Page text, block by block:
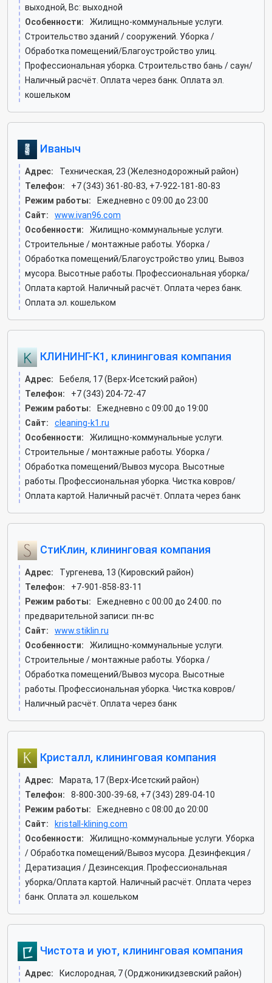
выходной, Вс: выходной
Особенности:
Жилищно-коммунальные услуги.
Строительство зданий / сооружений. Уборка /
Обработка помещений/Благоустройство улиц.
Профессиональная уборка. Строительство бань / саун/
Наличный расчёт. Оплата через банк. Оплата эл.
кошельком
Иваныч
Адрес:
Техническая, 23 (Железнодорожный район)
Телефон:
+7 (343) 361-80-83, +7-922-181-80-83
Режим работы:
Ежедневно с 09:00 до 23:00
Сайт:
www.ivan96.com
Особенности:
Жилищно-коммунальные услуги.
Строительные / монтажные работы. Уборка /
Обработка помещений/Благоустройство улиц. Вывоз
мусора. Высотные работы. Профессиональная уборка/
Оплата картой. Наличный расчёт. Оплата через банк.
Оплата эл. кошельком
КЛИНИНГ-К1, клининговая компания
Адрес:
Бебеля, 17 (Верх-Исетский район)
Телефон:
+7 (343) 204-72-47
Режим работы:
Ежедневно с 09:00 до 19:00
Сайт:
cleaning-k1.ru
Особенности:
Жилищно-коммунальные услуги.
Строительные / монтажные работы. Уборка /
Обработка помещений/Вывоз мусора. Высотные
работы. Профессиональная уборка. Чистка ковров/
Оплата картой. Наличный расчёт. Оплата через банк
СтиКлин, клининговая компания
Адрес:
Тургенева, 13 (Кировский район)
Телефон:
+7-901-858-83-11
Режим работы:
Ежедневно с 00:00 до 24:00. по
предварительной записи: пн-вс
Сайт:
www.stiklin.ru
Особенности:
Жилищно-коммунальные услуги.
Строительные / монтажные работы. Уборка /
Обработка помещений/Вывоз мусора. Высотные
работы. Профессиональная уборка. Чистка ковров/
Наличный расчёт. Оплата через банк
Кристалл, клининговая компания
Адрес:
Марата, 17 (Верх-Исетский район)
Телефон:
8-800-300-39-68, +7 (343) 289-04-10
Режим работы:
Ежедневно с 08:00 до 20:00
Сайт:
kristall-klining.com
Особенности:
Жилищно-коммунальные услуги. Уборка
/ Обработка помещений/Вывоз мусора. Дезинфекция /
Дератизация / Дезинсекция. Профессиональная
уборка/Оплата картой. Наличный расчёт. Оплата через
банк. Оплата эл. кошельком
Чистота и уют, клининговая компания
Адрес: Кислородная, 7 (Орджоникидзевский район)